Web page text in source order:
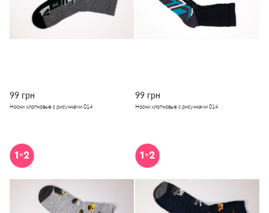
99 грн
Носки хлопковые с рисунками 014
99 грн
Носки хлопковые с рисунками 014